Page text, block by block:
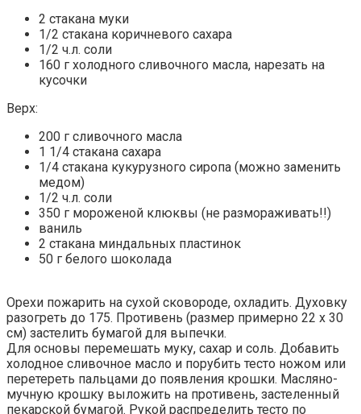
2 стакана муки
1/2 стакана коричневого сахара
1/2 ч.л. соли
160 г холодного сливочного масла, нарезать на
кусочки
Верх:
200 г сливочного масла
1 1/4 стакана сахара
1/4 стакана кукурузного сиропа (можно заменить
медом)
1/2 ч.л. соли
350 г мороженой клюквы (не размораживать!!)
ваниль
2 стакана миндальных пластинок
50 г белого шоколада
Орехи пожарить на сухой сковороде, охладить. Духовку
разогреть до 175. Противень (размер примерно 22 х 30
см) застелить бумагой для выпечки.
Для основы перемешать муку, сахар и соль. Добавить
холодное сливочное масло и порубить тесто ножом или
перетереть пальцами до появления крошки. Масляно-
мучную крошку выложить на противень, застеленный
пекарской бумагой. Рукой распределить тесто по